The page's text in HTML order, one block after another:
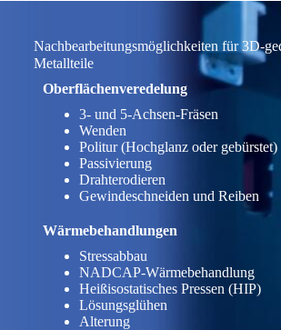
Nachbearbeitungsmöglichkeiten für 3D-
Metallteile
Oberflächenveredelung
3- und 5-Achsen-Fräsen
Wenden
Politur (Hochglanz oder gebürstet)
Passivierung
Drahterodieren
Gewindeschneiden und Reiben
Wärmebehandlungen
Stressabbau
NADCAP-Wärmebehandlung
Heißisostatisches Pressen (HIP)
Lösungsglühen
Alterung